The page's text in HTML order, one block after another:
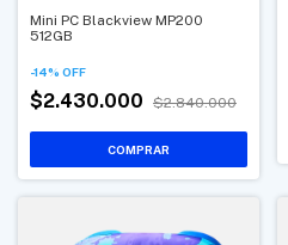
Mini PC Blackview MP200
512GB
-14% OFF
$2.430.000 $2.840.000